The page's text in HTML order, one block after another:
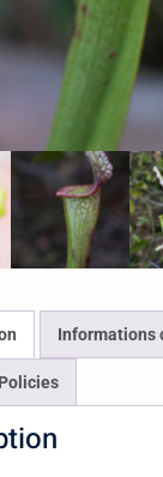
Informations